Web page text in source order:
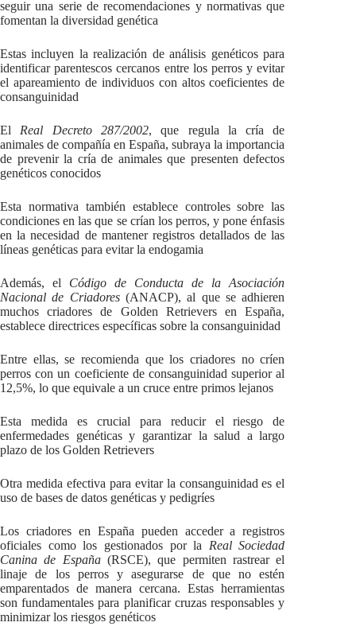
seguir una serie de recomendaciones y normativas que
fomentan la diversidad genética
Estas incluyen la realización de análisis genéticos para
identificar parentescos cercanos entre los perros y evitar
el apareamiento de individuos con altos coeficientes de
consanguinidad
El Real Decreto 287/2002, que regula la cría de
animales de compañía en España, subraya la importancia
de prevenir la cría de animales que presenten defectos
genéticos conocidos
Esta normativa también establece controles sobre las
condiciones en las que se crían los perros, y pone énfasis
en la necesidad de mantener registros detallados de las
líneas genéticas para evitar la endogamia
Además, el Código de Conducta de la Asociación
Nacional de Criadores(ANACP), al que se adhieren
muchos criadores de Golden Retrievers en España,
establece directrices específicas sobre la consanguinidad
Entre ellas, se recomienda que los criadores no críen
perros con un coeficiente de consanguinidad superior al
12,5%, lo que equivale a un cruce entre primos lejanos
Esta medida es crucial para reducir el riesgo de
enfermedades genéticas y garantizar la salud a largo
plazo de los Golden Retrievers
Otra medida efectiva para evitar la consanguinidad es el
uso de bases de datos genéticas y pedigríes
Los criadores en España pueden acceder a registros
oficiales como los gestionados por la Real Sociedad
Canina de España(RSCE), que permiten rastrear el
linaje de los perros y asegurarse de que no estén
emparentados de manera cercana. Estas herramientas
son fundamentales para planificar cruzas responsables y
minimizar los riesgos genéticos